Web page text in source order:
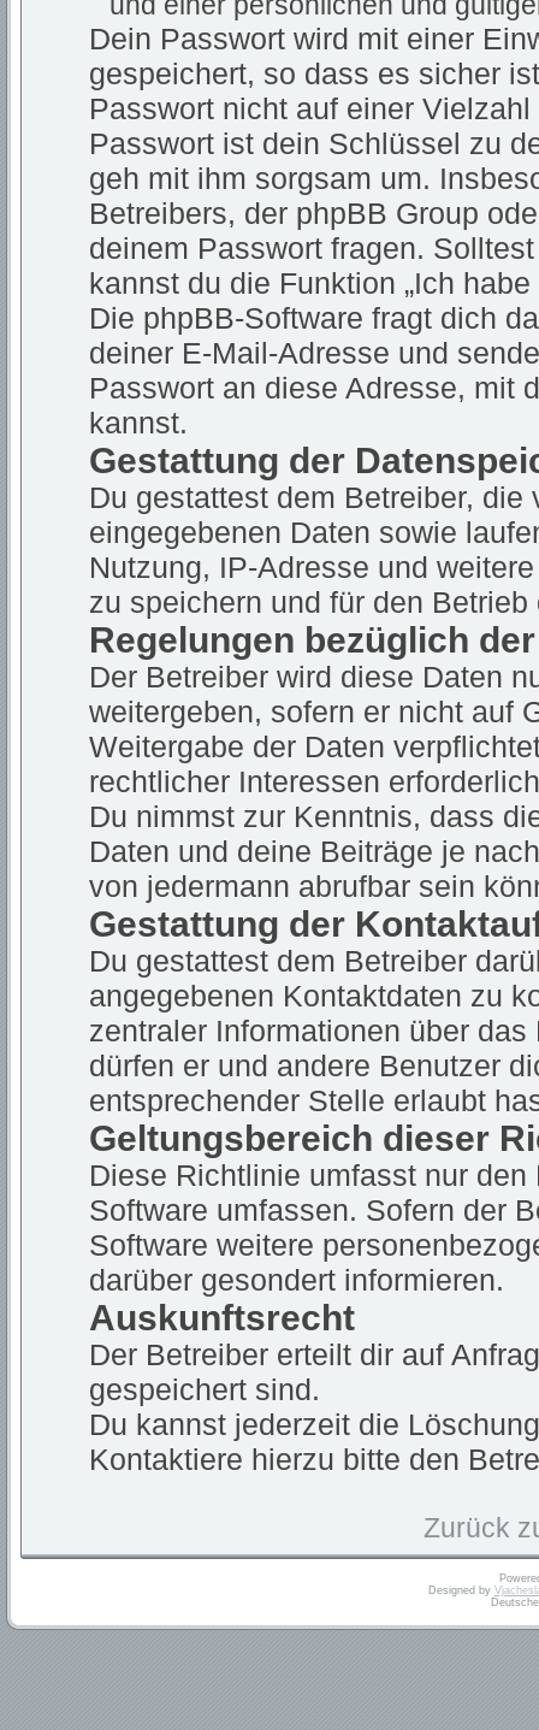
Dein Passwort wird mit einer
gespeichert, so dass es sicher
Passwort nicht auf einer
Passwort ist dein Schlüssel zu
geh mit ihm sorgsam um.
Betreibers, der phpBB Group
deinem Passwort fragen.
kannst du die Funktion „Ich
Die phpBB-Software fragt dich
deiner E-Mail-Adresse und
Passwort an diese Adresse, mit
kannst.
Gestattung der
Du gestattest dem Betreiber,
eingegebenen Daten sowie
Nutzung, IP-Adresse und
zu speichern und für den
Regelungen bezüglich
Der Betreiber wird diese Daten
weitergeben, sofern er nicht auf
Weitergabe der Daten
rechtlicher Interessen
Du nimmst zur Kenntnis, dass
Daten und deine Beiträge je
von jedermann abrufbar sein
Gestattung der
Du gestattest dem Betreiber
angegebenen Kontaktdaten zu
zentraler Informationen über
dürfen er und andere Benutzer
entsprechender Stelle erlaubt
Geltungsbereich dieser
Diese Richtlinie umfasst nur
Software umfassen. Sofern der
Software weitere
darüber gesondert informieren.
Auskunftsrecht
Der Betreiber erteilt dir auf
gespeichert sind.
Du kannst jederzeit die
Kontaktiere hierzu bitte den
Zurück
Designed by